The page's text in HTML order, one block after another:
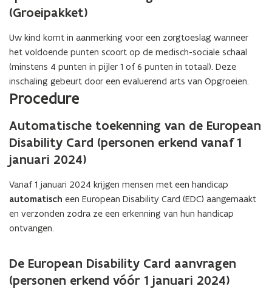
(Groeipakket)
Uw kind komt in aanmerking voor een zorgtoeslag wanneer
het voldoende punten scoort op de medisch-sociale schaal
(minstens 4 punten in pijler 1 of 6 punten in totaal). Deze
inschaling gebeurt door een evaluerend arts van Opgroeien.
Procedure
Automatische toekenning van de European
Disability Card (personen erkend vanaf 1
januari 2024)
Vanaf 1 januari 2024 krijgen mensen met een handicap
automatisch een European Disability Card (EDC) aangemaakt
en verzonden zodra ze een erkenning van hun handicap
ontvangen.
De European Disability Card aanvragen
(personen erkend vóór 1 januari 2024)